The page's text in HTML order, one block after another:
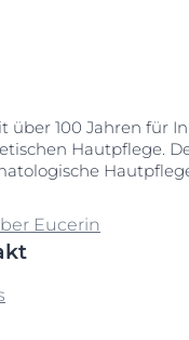
über 100 Jahren für
Hautpflege.
Eucerin